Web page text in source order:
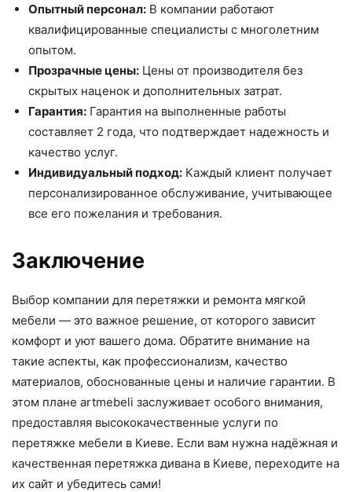
Опытный персонал: В компании работают
квалифицированные специалисты с многолетним
опытом.
Прозрачные цены: Цены от производителя без
скрытых наценок и дополнительных затрат.
Гарантия: Гарантия на выполненные работы
составляет 2 года, что подтверждает надежность и
качество услуг.
Индивидуальный подход: Каждый клиент получает
персонализированное обслуживание, учитывающее
все его пожелания и требования.
Заключение
Выбор компании для перетяжки и ремонта мягкой
мебели — это важное решение, от которого зависит
комфорт и уют вашего дома. Обратите внимание на
такие аспекты, как профессионализм, качество
материалов, обоснованные цены и наличие гарантии. В
этом плане artmebeli заслуживает особого внимания,
предоставляя высококачественные услуги по
перетяжке мебели в Киеве. Если вам нужна надёжная и
качественная перетяжка дивана в Киеве, переходите на
их сайт и убедитесь сами!